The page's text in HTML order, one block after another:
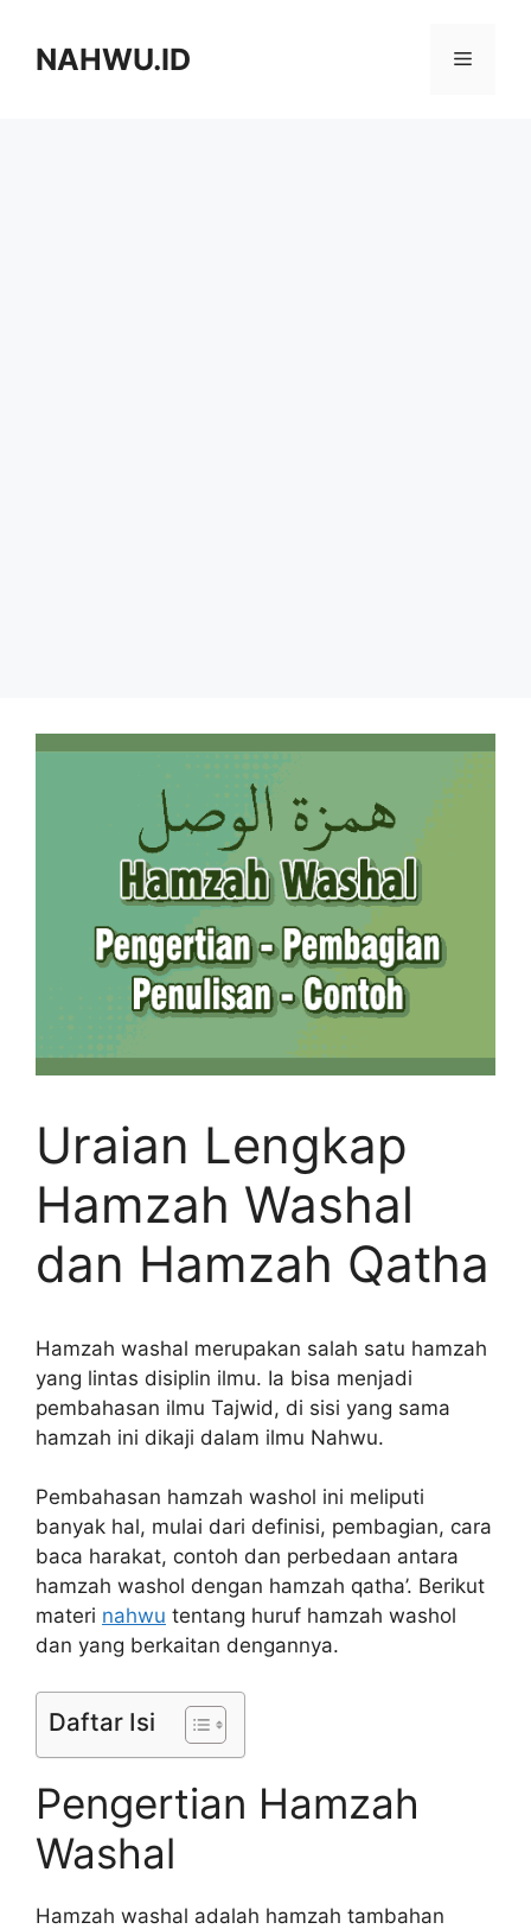
NAHWU.ID Menu
Uraian Lengkap
Hamzah Washal
dan Hamzah Qatha
Hamzah washal merupakan salah satu hamzah
yang lintas disiplin ilmu. Ia bisa menjadi
pembahasan ilmu Tajwid, di sisi yang sama
hamzah ini dikaji dalam ilmu Nahwu.
Pembahasan hamzah washol ini meliputi
banyak hal, mulai dari definisi, pembagian, cara
baca harakat, contoh dan perbedaan antara
hamzah washol dengan hamzah qatha’. Berikut
materi nahwu tentang huruf hamzah washol
dan yang berkaitan dengannya.
Daftar Isi
Pengertian Hamzah
Washal
Hamzah washal adalah hamzah tambahan